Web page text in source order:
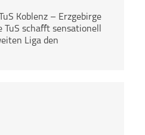
Koblenz – Erzgebirge
schafft sensationell
Liga den